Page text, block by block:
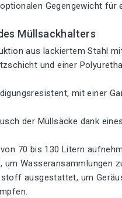
Gegengewicht für
Müllsackhalters
aus lackiertem Stahl
und einer
mit einer
der Müllsäcke dank eines
70 bis 130 Litern
um Wasseransammlungen
ausgestattet, um